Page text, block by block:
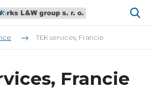
TEK services, Francie
Francie